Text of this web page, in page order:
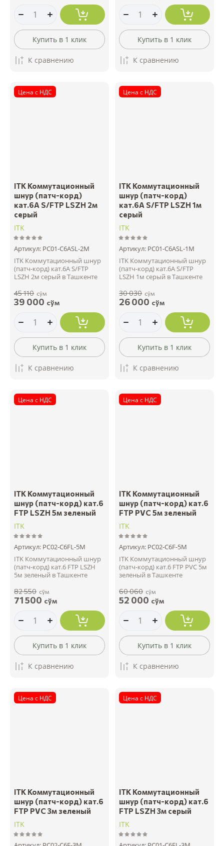
Купить в 1 клик
К сравнению
Купить в 1 клик
К сравнению
Цена с НДС
ITK Коммутационный
шнур (патч-корд)
кат.6А S/FTP LSZH 2м
серый
ITK
Артикул: PC01-C6ASL-2M
ITK Коммутационный шнур
(патч-корд) кат.6А S/FTP
LSZH 2м серый в Ташкенте
45 110 сўм
39 000 сўм
Купить в 1 клик
К сравнению
Цена с НДС
ITK Коммутационный
шнур (патч-корд)
кат.6A S/FTP LSZH 1м
серый
ITK
Артикул: PC01-C6ASL-1M
ITK Коммутационный шнур
(патч-корд) кат.6A S/FTP
LSZH 1м серый в Ташкенте
30 030 сўм
26 000 сўм
Купить в 1 клик
К сравнению
Цена с НДС
ITK Коммутационный
шнур (патч-корд) кат.6
FTP LSZH 5м зеленый
ITK
Артикул: PC02-C6FL-5M
ITK Коммутационный шнур
(патч-корд) кат.6 FTP LSZH
5м зеленый в Ташкенте
82 550 сўм
71 500 сўм
Купить в 1 клик
К сравнению
Цена с НДС
ITK Коммутационный
шнур (патч-корд) кат.6
FTP PVC 5м зеленый
ITK
Артикул: PC02-C6F-5M
ITK Коммутационный шнур
(патч-корд) кат.6 FTP PVC 5м
зеленый в Ташкенте
60 060 сўм
52 000 сўм
Купить в 1 клик
К сравнению
Цена с НДС
ITK Коммутационный
шнур (патч-корд) кат.6
FTP PVC 3м зеленый
ITK
Цена с НДС
ITK Коммутационный
шнур (патч-корд) кат.6
FTP LSZH 3м серый
ITK